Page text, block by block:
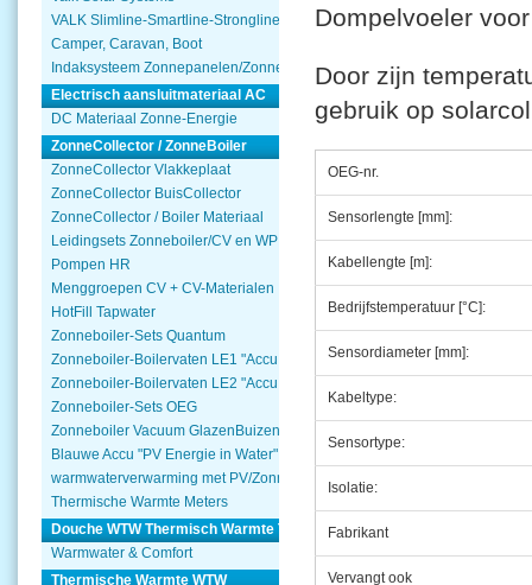
VALK Slimline-Smartline-Strongline
Camper, Caravan, Boot
Indaksysteem Zonnepanelen/Zonnecollector
Electrisch aansluitmateriaal AC
DC Materiaal Zonne-Energie
ZonneCollector / ZonneBoiler
ZonneCollector Vlakkeplaat
ZonneCollector BuisCollector
ZonneCollector / Boiler Materiaal
Leidingsets Zonneboiler/CV en WP
Pompen HR
Menggroepen CV + CV-Materialen
HotFill Tapwater
Zonneboiler-Sets Quantum
Zonneboiler-Boilervaten LE1 "Accu Woning Watmte"
Zonneboiler-Boilervaten LE2 "Accu Woning Watmte"
Zonneboiler-Sets OEG
Zonneboiler Vacuum GlazenBuizen
Blauwe Accu "PV Energie in Water"
warmwaterverwarming met PV/Zonnepanelen
Thermische Warmte Meters
Douche WTW Thermisch Warmte Terugwinnen
Warmwater & Comfort
Thermische Warmte WTW
Dompelvoeler
Door zijn
gebruik op
OEG-nr.
Sensorlengte [mm]:
Kabellengte [m]:
Bedrijfstemperatuur [°C]:
Sensordiameter [mm]:
Kabeltype:
Sensortype:
Isolatie:
Fabrikant
Vervangt ook